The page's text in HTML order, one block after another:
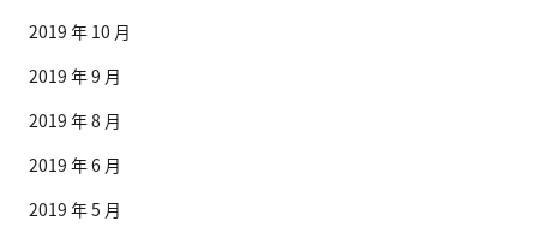
2019 年 10 月
2019 年 9 月
2019 年 8 月
2019 年 6 月
2019 年 5 月